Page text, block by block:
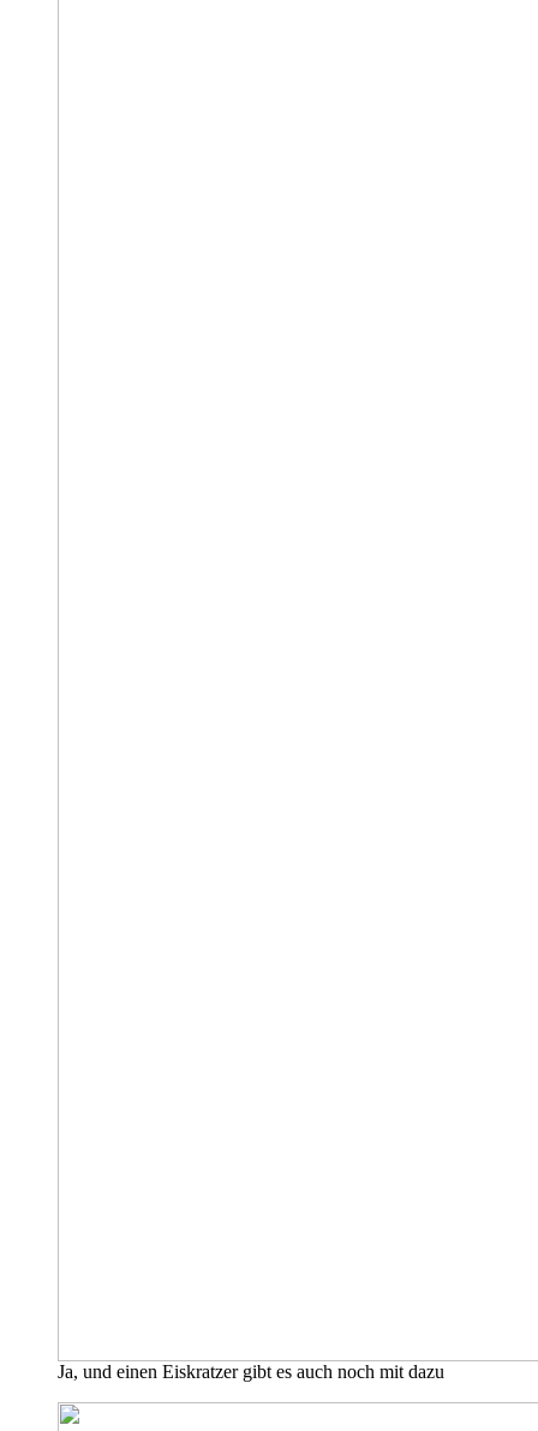
Ja, und einen Eiskratzer gibt es auch noch mit dazu